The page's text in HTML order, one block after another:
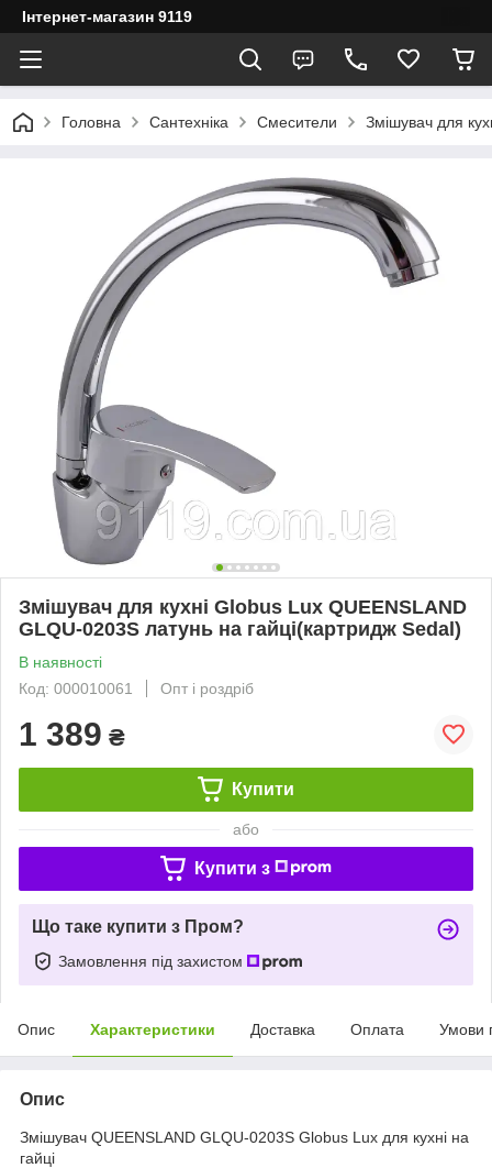
Інтернет-магазин 9119
Головна Сантехніка Смесители Змішувач для
Змішувач для кухні Globus Lux QUEENSLAND
GLQU-0203S латунь на гайці(картридж Sedal)
В наявності
Код: 000010061
Опт і роздріб
1 389 ₴
Купити
або
Купити з
Що таке купити з Пром?
Замовлення під захистом
Опис Характеристики Доставка Оплата Умови
Опис
Змішувач QUEENSLAND GLQU-0203S Globus Lux для кухні на
гайці